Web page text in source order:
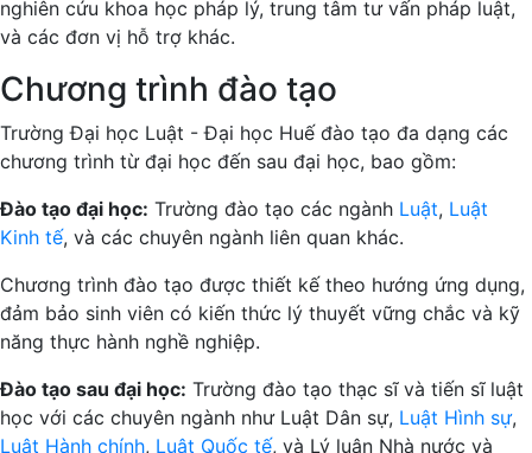
nghiên cứu khoa học pháp lý, trung tâm tư vấn pháp luật,
và các đơn vị hỗ trợ khác.
Chương trình đào tạo
Trường Đại học Luật - Đại học Huế đào tạo đa dạng các
chương trình từ đại học đến sau đại học, bao gồm:
Đào tạo đại học: Trường đào tạo các ngành Luật, Luật
Kinh tế, và các chuyên ngành liên quan khác.
Chương trình đào tạo được thiết kế theo hướng ứng dụng,
đảm bảo sinh viên có kiến thức lý thuyết vững chắc và kỹ
năng thực hành nghề nghiệp.
Đào tạo sau đại học: Trường đào tạo thạc sĩ và tiến sĩ luật
học với các chuyên ngành như Luật Dân sự, Luật Hình sự,
Luật Hành chính, Luật Quốc tế, và Lý luận Nhà nước và